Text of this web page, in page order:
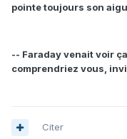
pointe toujours son
-- Faraday venait voir
comprendriez vous,
Citer